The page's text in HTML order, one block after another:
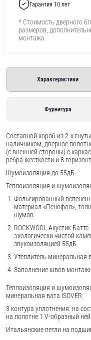
Гарантия 10 лет
* Стоимость дверного
размеров,
монтажа.
Характеристики
Фурнитура
Составной короб из 2-х
наличником, дверное
(с внешней стороны) c
ребра жесткости и 8
Шумоизоляция до 55дБ.
Теплоизоляция и
Фольгированный
материал «Пенофол»,
шумов.
ROCKWOOL Акустик
экологически чистой
звукоизоляцией 55дБ.
Утеплитель минеральная
Заполнение швов
Теплоизоляция и
минеральная вата ISOVER.
3 контура уплотнения: на
на полотне 1 V-образный
Итальянские петли на